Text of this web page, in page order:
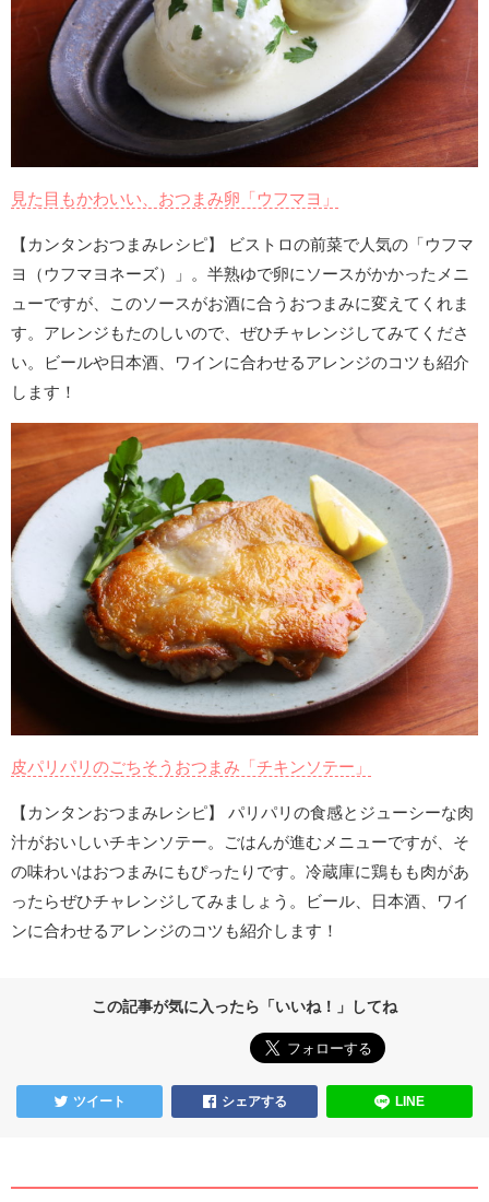
見た目もかわいい、おつまみ卵「ウフマヨ」
【カンタンおつまみレシピ】 ビストロの前菜で人気の「ウフマ
ヨ（ウフマヨネーズ）」。半熟ゆで卵にソースがかかったメニ
ューですが、このソースがお酒に合うおつまみに変えてくれま
す。アレンジもたのしいので、ぜひチャレンジしてみてくださ
い。ビールや日本酒、ワインに合わせるアレンジのコツも紹介
します！
皮パリパリのごちそうおつまみ「チキンソテー」
【カンタンおつまみレシピ】 パリパリの食感とジューシーな肉
汁がおいしいチキンソテー。ごはんが進むメニューですが、そ
の味わいはおつまみにもぴったりです。冷蔵庫に鶏もも肉があ
ったらぜひチャレンジしてみましょう。ビール、日本酒、ワイ
ンに合わせるアレンジのコツも紹介します！
この記事が気に入ったら「いいね！」してね
ツイート シェアする LINE